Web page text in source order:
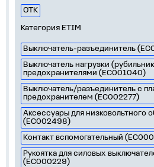
ОТК
Категория ETIM
Выключатель-разъединитель
Выключатель нагрузки
предохранителями (EC001040)
Выключатель/разъединитель с
предохранителем (EC002277)
Аксессуары для низковольтного
(EC002498)
Контакт вспомогательный
Рукоятка для силовых
(EC000229)